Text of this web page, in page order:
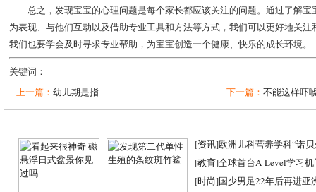
总之，发现宝宝的心理问题是每个家长都应该关注的问题。通过了解
为表现、与他们互动以及借助专业工具和方法等方式，我们可以更好地关
我们也要学会及时寻求专业帮助，为宝宝创造一个健康、快乐的成长环境。
关键词：
上一篇： 幼儿期是指 下一篇： 不能这样吓
[资讯]欧洲儿科营养学科“诺
[教育]全球首台A-Level学习
[时尚]国少男足22年后再进亚